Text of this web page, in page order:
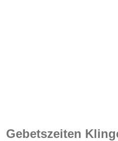
Gebetszeiten